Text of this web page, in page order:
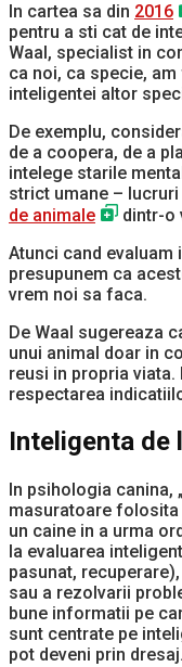
In cartea sa din 2016
pentru a sti cat de
Waal, specialist in
ca noi, ca specie,
inteligentei altor
De exemplu,
de a coopera, de a
intelege starile
strict umane –
de animale
dintr-o
Atunci cand evaluam
presupunem ca
vrem noi sa faca.
De Waal sugereaza
unui animal doar in
reusi in propria viata.
respectarea
Inteligenta de
In psihologia canina, „
masuratoare folosita
un caine in a urma
la evaluarea
pasunat,
sau a rezolvarii
bune informatii pe
sunt centrate pe
pot deveni prin dresaj.